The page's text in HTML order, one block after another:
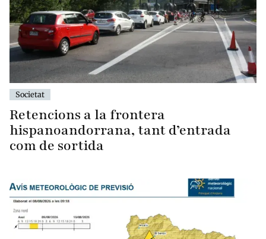
Societat
Retencions a la frontera
hispanoandorrana, tant d’entrada
com de sortida